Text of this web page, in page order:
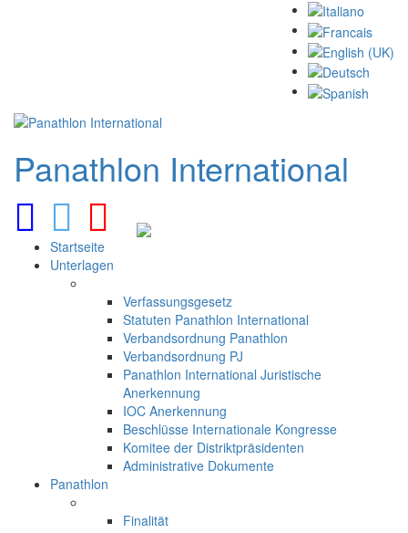
Panathlon International
Startseite
Unterlagen
Verfassungsgesetz
Statuten Panathlon International
Verbandsordnung Panathlon
Verbandsordnung PJ
Panathlon International Juristische
Anerkennung
IOC Anerkennung
Beschlüsse Internationale Kongresse
Komitee der Distriktpräsidenten
Administrative Dokumente
Panathlon
Finalität